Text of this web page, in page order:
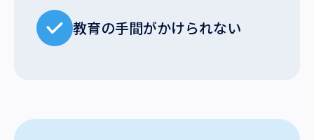
教育の手間がかけられない